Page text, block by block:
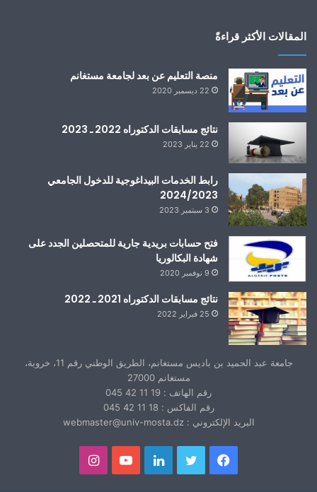
المقالات الأكثر قراءةً
منصة التعليم عن بعد لجامعة مستغانم
22 ديسمبر 2020
نتائج مسابقات الدكتوراه 2022 ـ 2023
22 يناير 2023
رابط الخدمات البيداغوجية للدخول الجامعي
2024/2023
3 سبتمبر 2023
فتح حسابات بريدية جارية للمتحصلين الجدد على
شهادة البكالوريا
9 نوفمبر 2020
نتائج مسابقات الدكتوراه 2021 ـ 2022
25 فبراير 2022
جامعة عبد الحميد بن باديس مستغانم، الطريق الوطني رقم 11، خروبة،
مستغانم 27000
رقم الهاتف : 19 11 42 045
رقم الفاكس : 18 11 42 045
البريد الإلكتروني : webmaster@univ-mosta.dz
فيسبوك تويتر لينكدإنيوتيوبانستقرام